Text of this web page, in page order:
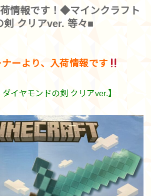
情報です！◆マインクラフト
剣 クリアver. 等々■
ナーより、入荷情報です
ダイヤモンドの剣 クリアver.】